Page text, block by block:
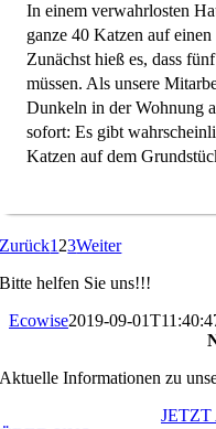
In einem verwahrlosten
ganze 40 Katzen auf
Zunächst hieß es, dass
müssen. Als unsere
Dunkeln in der Wohnung
sofort: Es gibt
Katzen auf dem
Zurück1 23Weiter
Bitte helfen Sie uns!!!
Ecowise2019-09-
Aktuelle Informationen zu